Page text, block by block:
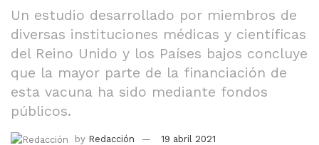
Un estudio desarrollado por miembros de
diversas instituciones médicas y científicas
del Reino Unido y los Países bajos concluye
que la mayor parte de la financiación de
esta vacuna ha sido mediante fondos
públicos.
by Redacción
19 abril 2021